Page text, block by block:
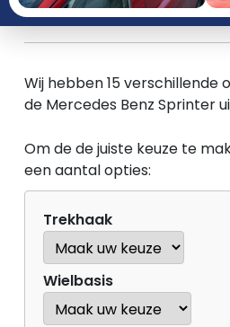
PRODUCTGROEP
Wij hebben 15
de Mercedes Benz Sprinter
Om de de juiste keuze te
een aantal opties:
Trekhaak
Wielbasis